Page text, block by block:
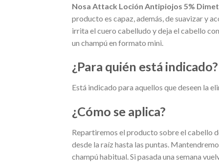
Nosa Attack Loción Antipiojos 5%
producto es capaz, además, de suavizar y
irrita el cuero cabelludo y deja el cabello
un champú en formato mini.
¿Para quién está indicado?
Está indicado para aquellos que deseen la
¿Cómo se aplica?
Repartiremos el producto sobre el cabello
desde la raíz hasta las puntas.
champú habitual. Si pasada una semana